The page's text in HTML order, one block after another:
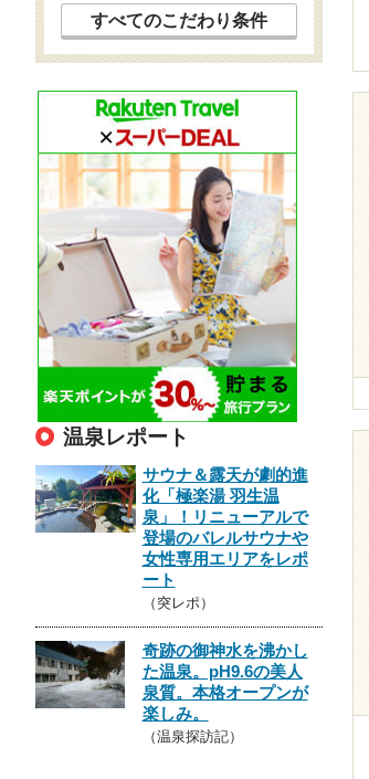
すべてのこだわり条件
温泉レポート
サウナ＆露天が劇的進
化「極楽湯 羽生温
泉」！リニューアルで
登場のバレルサウナや
女性専用エリアをレポ
ート
（突レポ）
奇跡の御神水を沸かし
た温泉。pH9.6の美人
泉質。本格オープンが
楽しみ。
（温泉探訪記）